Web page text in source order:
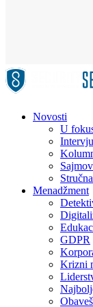
Novosti
U
Intervju
Menadžment
GDPR
Krizni